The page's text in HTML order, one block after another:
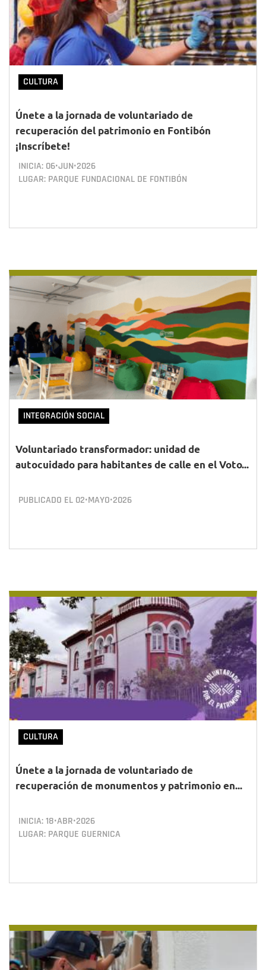
CULTURA
Únete a la jornada de voluntariado de
recuperación del patrimonio en Fontibón
¡Inscríbete!
INICIA: 06•JUN•2026
LUGAR: PARQUE FUNDACIONAL DE FONTIBÓN
INTEGRACIÓN SOCIAL
Voluntariado transformador: unidad de
autocuidado para habitantes de calle en el Voto...
PUBLICADO EL 02•MAYO•2026
CULTURA
Únete a la jornada de voluntariado de
recuperación de monumentos y patrimonio en...
INICIA:18•ABR•2026
LUGAR: PARQUE GUERNICA